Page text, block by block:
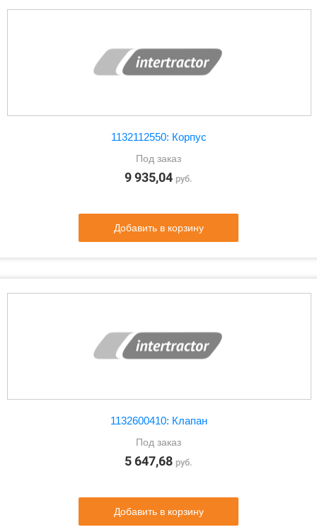
1132112550: Корпус
Под заказ
9 935,04 руб.
Добавить в корзину
1132600410: Клапан
Под заказ
5 647,68 руб.
Добавить в корзину